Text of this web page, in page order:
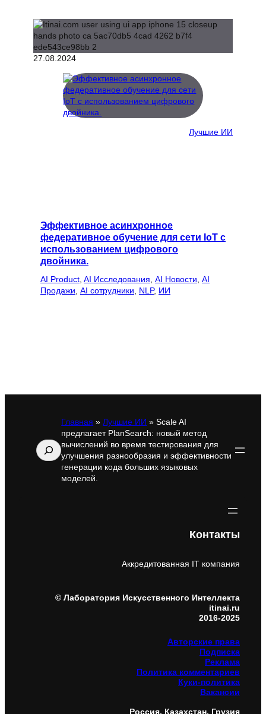
27.08.2024
Лучшие ИИ
Эффективное асинхронное
федеративное обучение для сети IoT с
использованием цифрового
двойника.
AI Product, AI Исследования, AI Новости, AI
Продажи, AI сотрудники, NLP, ИИ
Поиск
Главная » Лучшие ИИ » Scale AI
предлагает PlanSearch: новый метод
вычислений во время тестирования для
улучшения разнообразия и эффективности
генерации кода больших языковых
моделей.
Контакты
Аккредитованная IT компания
© Лаборатория Искусственного Интеллекта
itinai.ru
2016-2025
Авторские права
Подписка
Реклама
Политика комментариев
Куки-политика
Вакансии
Россия, Казахстан, Грузия